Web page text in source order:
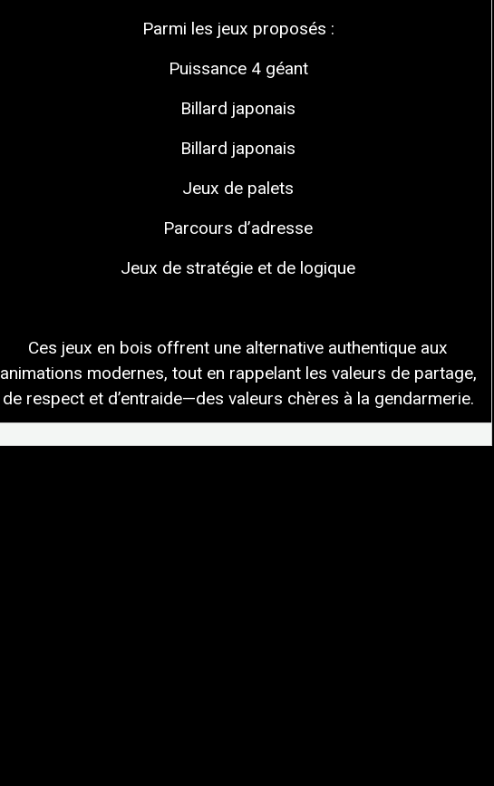
Parmi les jeux proposés :
Puissance 4 géant
Billard japonais
Billard japonais
Jeux de palets
Parcours d’adresse
Jeux de stratégie et de logique
Ces jeux en bois offrent une alternative authentique aux
animations modernes, tout en rappelant les valeurs de partage,
de respect et d’entraide—des valeurs chères à la gendarmerie.